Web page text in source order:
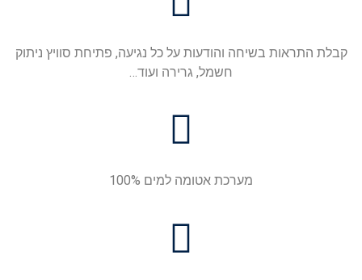
קבלת התראות בשיחה והודעות על כל נגיעה, פתיחת סוויץ ניתוק
חשמל, גרירה ועוד…
מערכת אטומה למים 100%